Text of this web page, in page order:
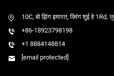
10C, बो झिंग इमारत, क्विंग शुई हे 1Rd,
+86-18923798198
+1 8884148814
[email protected]